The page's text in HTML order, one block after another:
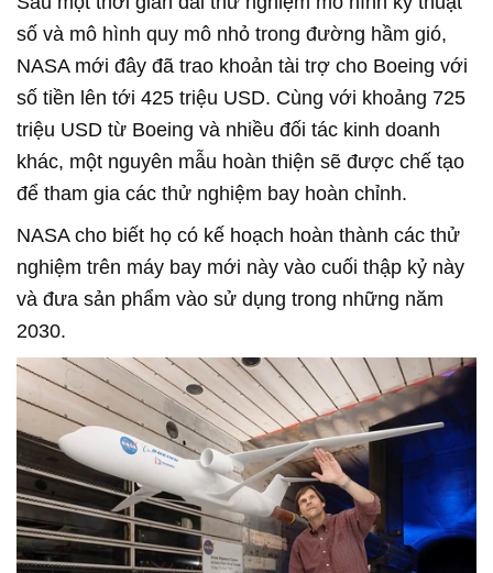
số và mô hình quy mô nhỏ trong đường hầm gió,
NASA mới đây đã trao khoản tài trợ cho Boeing với
số tiền lên tới 425 triệu USD. Cùng với khoảng 725
triệu USD từ Boeing và nhiều đối tác kinh doanh
khác, một nguyên mẫu hoàn thiện sẽ được chế tạo
để tham gia các thử nghiệm bay hoàn chỉnh.
NASA cho biết họ có kế hoạch hoàn thành các thử
nghiệm trên máy bay mới này vào cuối thập kỷ này
và đưa sản phẩm vào sử dụng trong những năm
2030.